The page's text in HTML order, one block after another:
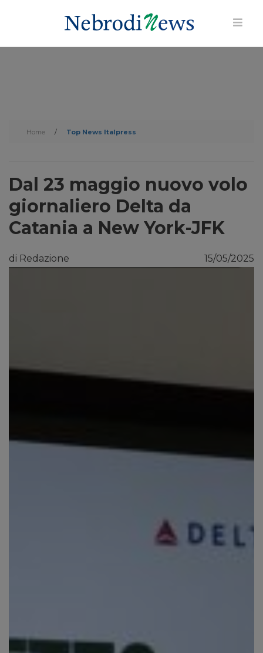
Home / Top News Italpress
Dal 23 maggio nuovo volo
giornaliero Delta da
Catania a New York-JFK
di Redazione 15/05/2025